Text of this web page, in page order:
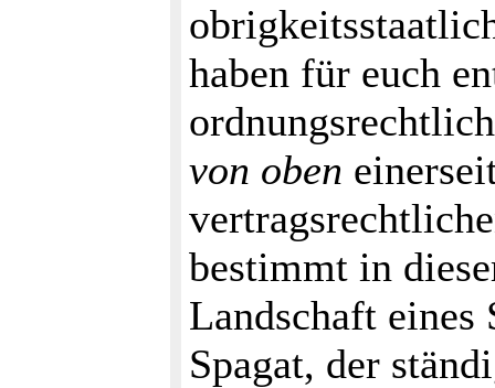
haben für euch
von oben
bestimmt in
Landschaft eines
Spagat, der